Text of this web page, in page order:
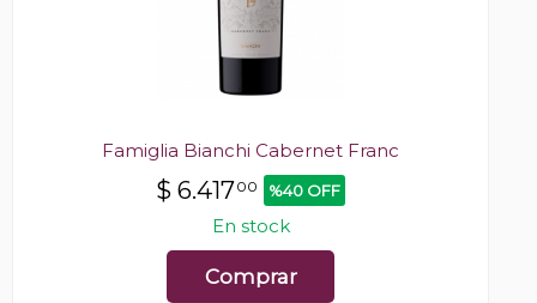
Famiglia Bianchi Cabernet Franc
$ 6.41700 %40 OFF
En stock
Comprar